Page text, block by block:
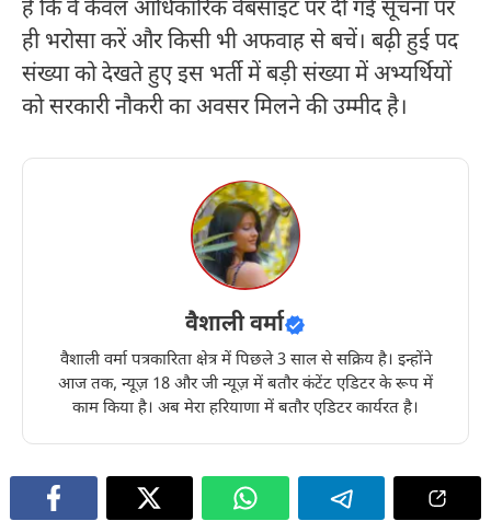
है कि वे केवल आधिकारिक वेबसाइट पर दी गई सूचना पर
ही भरोसा करें और किसी भी अफवाह से बचें। बढ़ी हुई पद
संख्या को देखते हुए इस भर्ती में बड़ी संख्या में अभ्यर्थियों
को सरकारी नौकरी का अवसर मिलने की उम्मीद है।
वैशाली वर्मा
वैशाली वर्मा पत्रकारिता क्षेत्र में पिछले 3 साल से सक्रिय है। इन्होंने
आज तक, न्यूज़ 18 और जी न्यूज़ में बतौर कंटेंट एडिटर के रूप में
काम किया है। अब मेरा हरियाणा में बतौर एडिटर कार्यरत है।